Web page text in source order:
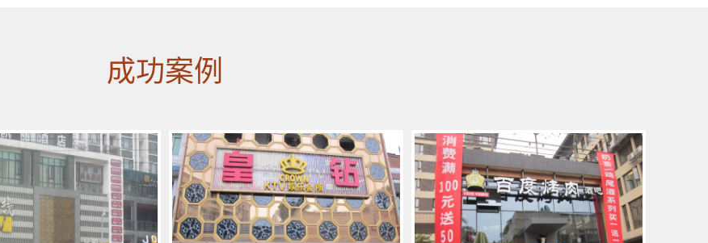
成功案例